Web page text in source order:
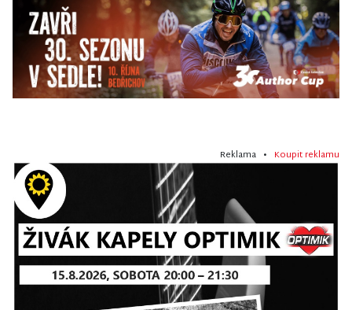
Reklama • Koupit reklamu